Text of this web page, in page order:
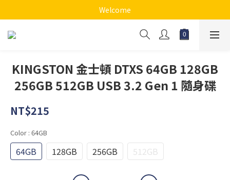
Welcome
KINGSTON 金士頓 DTXS 64GB 128GB
256GB 512GB USB 3.2 Gen 1 隨身碟
NT$215
Color : 64GB
64GB 128GB 256GB 512GB